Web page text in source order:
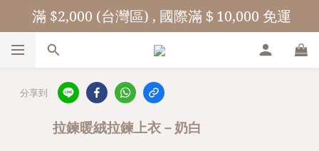
滿 $2,000 (台灣區) , 國際滿＄10,000 免運
分享到
拉鍊暖絨拉鍊上衣－奶白